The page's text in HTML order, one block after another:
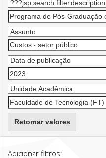
Retornar valores
Adicionar filtros: